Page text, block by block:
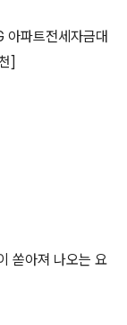
아파트전세자금대
]
쏟아져 나오는 요